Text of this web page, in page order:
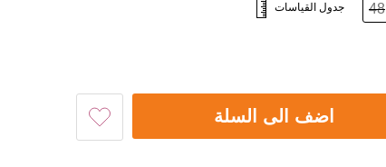
48 جدول القياسات
اضف الى السلة